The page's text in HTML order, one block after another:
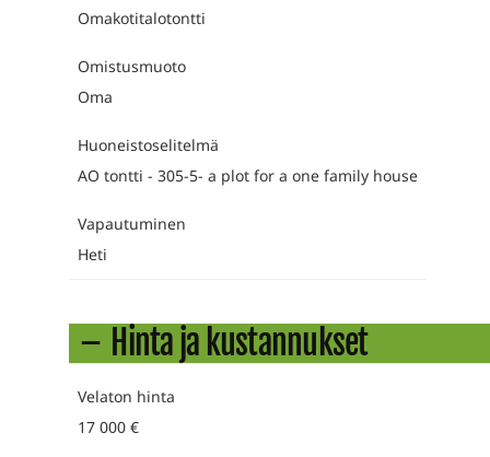
Omakotitalotontti
Omistusmuoto
Oma
Huoneistoselitelmä
AO tontti - 305-5- a plot for a one family house
Vapautuminen
Heti
Hinta ja kustannukset
Velaton hinta
17 000 €